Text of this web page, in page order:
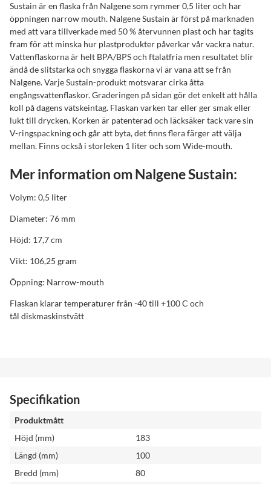
Sustain är en flaska från Nalgene som rymmer 0,5 liter och har
öppningen narrow mouth. Nalgene Sustain är först på marknaden
med att vara tillverkade med 50 % återvunnen plast och har tagits
fram för att minska hur plastprodukter påverkar vår vackra natur.
Vattenflaskorna är helt BPA/BPS och ftalatfria men resultatet blir
ändå de slitstarka och snygga flaskorna vi är vana att se från
Nalgene. Varje Sustain-produkt motsvarar cirka åtta
engångsvattenflaskor. Graderingen på sidan gör det enkelt att hålla
koll på dagens vätskeintag. Flaskan varken tar eller ger smak eller
lukt till drycken. Korken är patenterad och läcksäker tack vare sin
V-ringspackning och går att byta, det finns flera färger att välja
mellan. Finns också i storleken 1 liter och som Wide-mouth.
Mer information om Nalgene Sustain:
Volym: 0,5 liter
Diameter: 76 mm
Höjd: 17,7 cm
Vikt: 106,25 gram
Öppning: Narrow-mouth
Flaskan klarar temperaturer från -40 till +100 C och
tål diskmaskinstvätt
Specifikation
Produktmått
Höjd (mm)
183
Längd (mm)
100
Bredd (mm)
80